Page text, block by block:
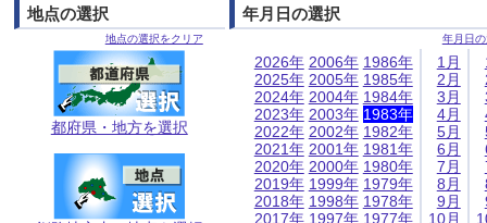
地点の選択
地点の選択をクリア
都府県・地方を選択
年月日の選択
年月日
2026年
2025年
2024年
2023年
2022年
2021年
2020年
2019年
2018年
2017年
2006年
2005年
2004年
2003年
2002年
2001年
2000年
1999年
1998年
1997年
1986年
1985年
1984年
1983年
1982年
1981年
1980年
1979年
1978年
1977年
1月
2月
3月
4月
5月
6月
7月
8月
9月
10月